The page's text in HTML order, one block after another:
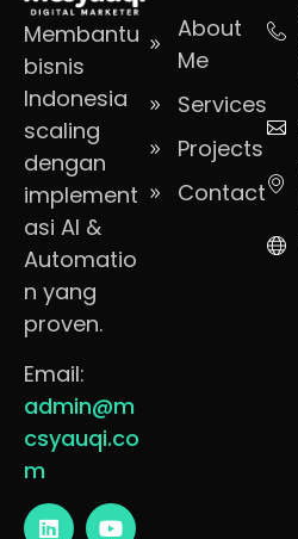
Membantu
bisnis
Indonesia
scaling
dengan
implement
asi AI &
Automatio
n yang
proven.
Email:
admin@m
csyauqi.co
m
About
Me
Services
Projects
Contact